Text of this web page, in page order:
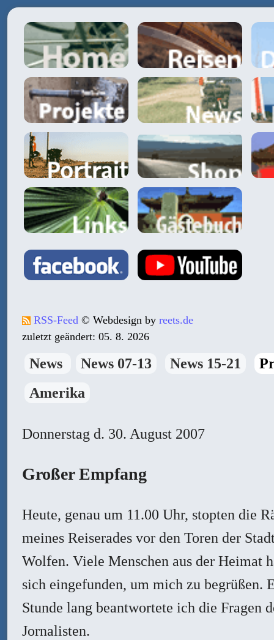
RSS-Feed © Webdesign by reets.de
zuletzt geändert: 05. 8. 2026
News News 07-13 News 15-21
Amerika
Donnerstag d. 30. August 2007
Großer Empfang
Heute, genau um 11.00 Uhr, stopten die
meines Reiserades vor den Toren der
Wolfen. Viele Menschen aus der Heimat
sich eingefunden, um mich zu begrüßen.
Stunde lang beantwortete ich die Fragen
Jornalisten.